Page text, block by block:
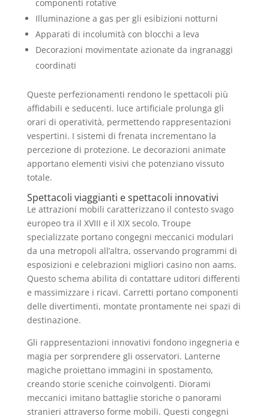
componenti rotative
Illuminazione a gas per gli esibizioni notturni
Apparati di incolumità con blocchi a leva
Decorazioni movimentate azionate da ingranaggi
coordinati
Queste perfezionamenti rendono le spettacoli più
affidabili e seducenti. luce artificiale prolunga gli
orari di operatività, permettendo rappresentazioni
vespertini. I sistemi di frenata incrementano la
percezione di protezione. Le decorazioni animate
apportano elementi visivi che potenziano vissuto
totale.
Spettacoli viaggianti e spettacoli innovativi
Le attrazioni mobili caratterizzano il contesto svago
europeo tra il XVIII e il XIX secolo. Troupe
specializzate portano congegni meccanici modulari
da una metropoli all’altra, osservando programmi di
esposizioni e celebrazioni migliori casino non aams.
Questo schema abilita di contattare uditori differenti
e massimizzare i ricavi. Carretti portano componenti
delle divertimenti, montate prontamente nei spazi di
destinazione.
Gli rappresentazioni innovativi fondono ingegneria e
magia per sorprendere gli osservatori. Lanterne
magiche proiettano immagini in spostamento,
creando storie sceniche coinvolgenti. Diorami
meccanici imitano battaglie storiche o panorami
stranieri attraverso forme mobili. Questi congegni